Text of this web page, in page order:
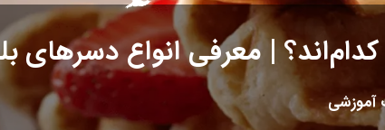
| معرفی انواع دسرهای
آموزشی